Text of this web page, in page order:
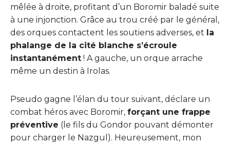
mêlée à droite, profitant d’un Boromir baladé suite
à une injonction. Grâce au trou créé par le général,
des orques contactent les soutiens adverses, et la
phalange de la cité blanche s’écroule
instantanément ! A gauche, un orque arrache
même un destin à Irolas.
Pseudo gagne l’élan du tour suivant, déclare un
combat héros avec Boromir, forçant une frappe
préventive (le fils du Gondor pouvant démonter
pour charger le Nazgul). Heureusement, mon